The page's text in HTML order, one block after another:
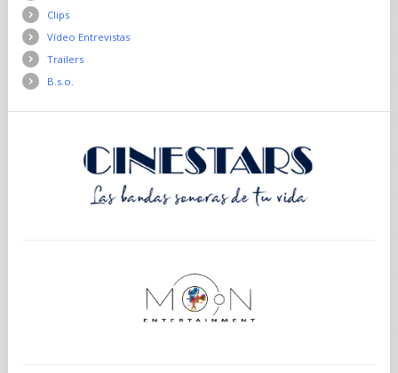
Clips
Vídeo Entrevistas
Trailers
B.s.o.